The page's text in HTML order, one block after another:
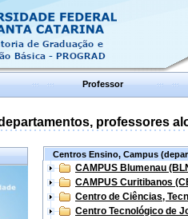
Professor
professores
Centros Ensino, Campus
CAMPUS Blumenau
CAMPUS Curitibanos
Centro de Ciências,
Centro Tecnológico de